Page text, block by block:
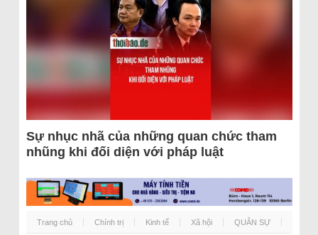
Sự nhục nhã của những quan chức tham
nhũng khi đối diện với pháp luật
Trang chủ Chính trị Kinh tế Xã hội QUÂN SỰ